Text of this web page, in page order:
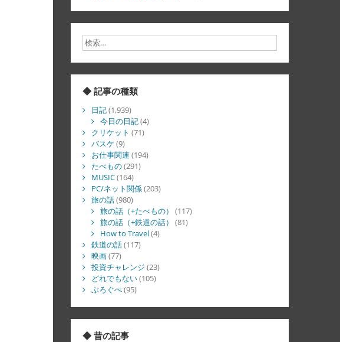
◆ 記事の種類
日記(1,939)
今日の日記(4)
クリケット (71)
バスケ (9)
お仕事関連 (194)
たべもの(291)
MUSIC(164)
PC/ネット関係(203)
旅の話(980)
旅の話（+たべもの）
(117)
旅の話（+鉄道の話）
(81)
How to Travel(4)
鉄道の話(117)
映画(77)
投資チャレンジ (23)
どれでもない(105)
ぶろぐぺ(95)
◆ 昔の記事